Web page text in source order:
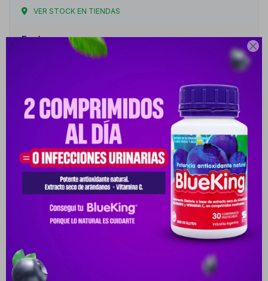

VER STOCK EN TIENDAS
Envíos
Medios de pago
Productos que te pueden interesar